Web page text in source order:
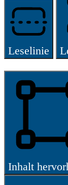
Leselinie
Inhalt